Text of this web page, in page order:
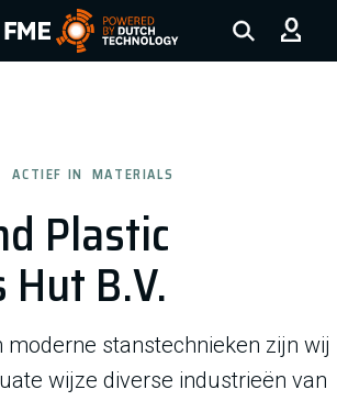
Logo, to the homepage
Plastic
B.V.
ACTIEF IN MATERIALS
moderne stanstechnieken zijn wij
wijze diverse industrieën van